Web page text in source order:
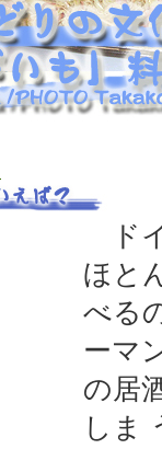
ド
ほと
べる
ーマ
の居
しま